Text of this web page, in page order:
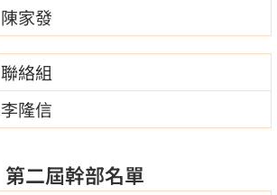
陳家發
聯絡組
李隆信
第二屆幹部名單